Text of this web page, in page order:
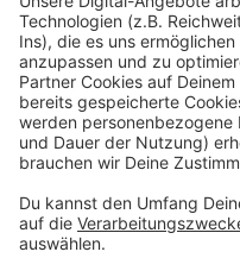
Münster betreuen
Rückkehr". Kurzfristig
Personal aus anderen
abberufen werden – in
Infektionslage.
Derzeit liegt die
Ende Juli, hat sich im
gemeldeten